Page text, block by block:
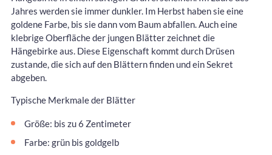
Jahres werden sie immer dunkler. Im Herbst haben sie eine
goldene Farbe, bis sie dann vom Baum abfallen. Auch eine
klebrige Oberfläche der jungen Blätter zeichnet die
Hängebirke aus. Diese Eigenschaft kommt durch Drüsen
zustande, die sich auf den Blättern finden und ein Sekret
abgeben.
Typische Merkmale der Blätter
Größe: bis zu 6 Zentimeter
Farbe: grün bis goldgelb